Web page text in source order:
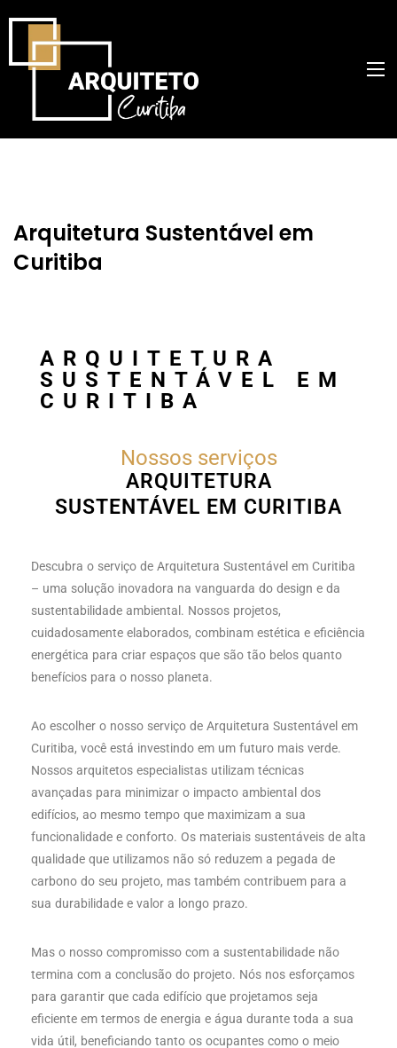
Arquitetura Sustentável em
Curitiba
ARQUITETURA
SUSTENTÁVEL EM
CURITIBA
Nossos serviços
ARQUITETURA
SUSTENTÁVEL EM CURITIBA
Descubra o serviço de Arquitetura Sustentável em Curitiba
– uma solução inovadora na vanguarda do design e da
sustentabilidade ambiental. Nossos projetos,
cuidadosamente elaborados, combinam estética e eficiência
energética para criar espaços que são tão belos quanto
benefícios para o nosso planeta.
Ao escolher o nosso serviço de Arquitetura Sustentável em
Curitiba, você está investindo em um futuro mais verde.
Nossos arquitetos especialistas utilizam técnicas
avançadas para minimizar o impacto ambiental dos
edifícios, ao mesmo tempo que maximizam a sua
funcionalidade e conforto. Os materiais sustentáveis de alta
qualidade que utilizamos não só reduzem a pegada de
carbono do seu projeto, mas também contribuem para a
sua durabilidade e valor a longo prazo.
Mas o nosso compromisso com a sustentabilidade não
termina com a conclusão do projeto. Nós nos esforçamos
para garantir que cada edifício que projetamos seja
eficiente em termos de energia e água durante toda a sua
vida útil, beneficiando tanto os ocupantes como o meio